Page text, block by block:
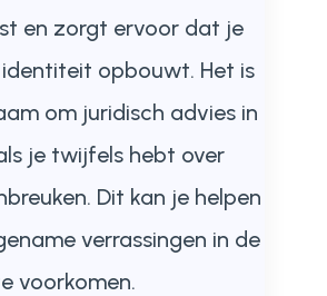
en zorgt ervoor dat je
identiteit opbouwt. Het is
om juridisch advies in
je twijfels hebt over
Dit kan je helpen
verrassingen in de
voorkomen.